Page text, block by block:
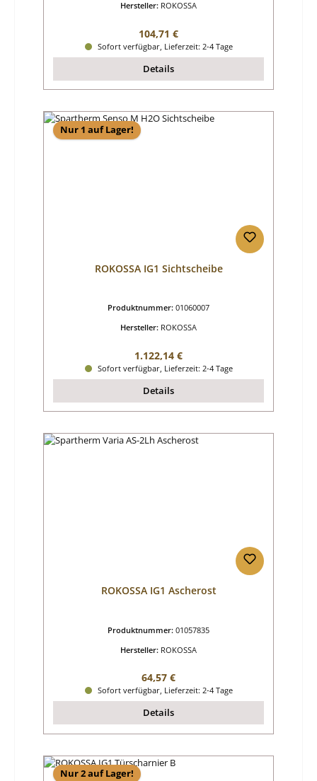
Hersteller: ROKOSSA
Regulärer Preis:
104,71 €
Sofort verfügbar, Lieferzeit: 2-4 Tage
Details
Nur 1 auf Lager!
ROKOSSA IG1 Sichtscheibe
Produktnummer: 01060007
Hersteller: ROKOSSA
Regulärer Preis:
1.122,14 €
Sofort verfügbar, Lieferzeit: 2-4 Tage
Details
ROKOSSA IG1 Ascherost
Produktnummer: 01057835
Hersteller: ROKOSSA
Regulärer Preis:
64,57 €
Sofort verfügbar, Lieferzeit: 2-4 Tage
Details
Nur 2 auf Lager!